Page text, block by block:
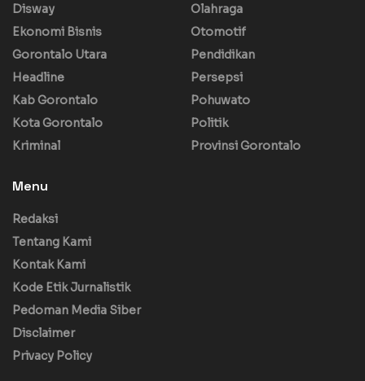
Disway
Ekonomi Bisnis
Gorontalo Utara
Headline
Kab Gorontalo
Kota Gorontalo
Kriminal
Olahraga
Otomotif
Pendidikan
Persepsi
Pohuwato
Politik
Provinsi Gorontalo
Menu
Redaksi
Tentang Kami
Kontak Kami
Kode Etik Jurnalistik
Pedoman Media Siber
Disclaimer
Privacy Policy